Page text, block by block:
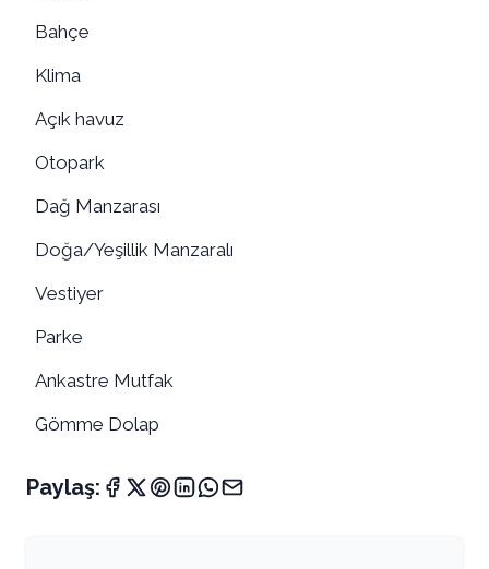
Bahçe
Klima
Açık havuz
Otopark
Dağ Manzarası
Doğa/Yeşillik Manzaralı
Vestiyer
Parke
Ankastre Mutfak
Gömme Dolap
Paylaş: